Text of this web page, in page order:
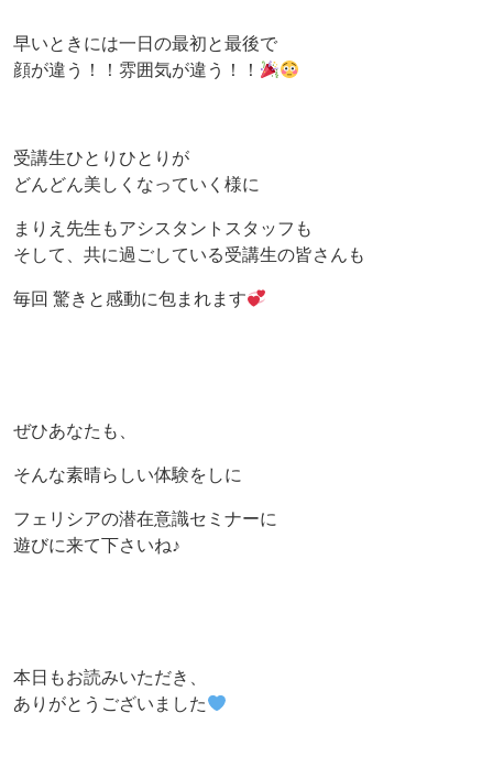
早いときには一日の最初と最後で
顔が違う！！雰囲気が違う！！
受講生ひとりひとりが
どんどん美しくなっていく様に
まりえ先生もアシスタントスタッフも
そして、共に過ごしている受講生の皆さんも
毎回 驚きと感動に包まれます
ぜひあなたも、
そんな素晴らしい体験をしに
フェリシアの潜在意識セミナーに
遊びに来て下さいね♪
本日もお読みいただき、
ありがとうございました